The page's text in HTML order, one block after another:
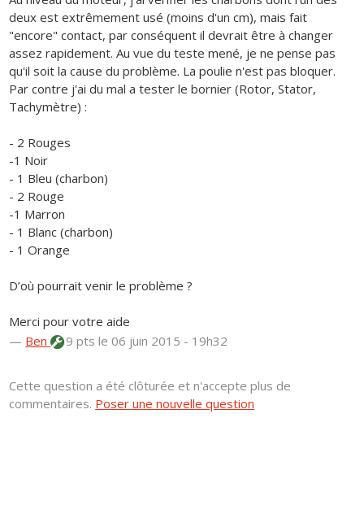
deux est extrêmement usé (moins d'un cm), mais fait
"encore" contact, par conséquent il devrait être à changer
assez rapidement. Au vue du teste mené, je ne pense pas
qu'il soit la cause du problème. La poulie n'est pas bloquer.
Par contre j'ai du mal a tester le bornier (Rotor, Stator,
Tachymètre) :
- 2 Rouges
-1 Noir
- 1 Bleu (charbon)
- 2 Rouge
-1 Marron
- 1 Blanc (charbon)
- 1 Orange
D’où pourrait venir le problème ?
Merci pour votre aide
— Ben 9 ptsle 06 juin 2015 - 19h32
Cette question a été clôturée et n'accepte plus de
commentaires. Poser une nouvelle question